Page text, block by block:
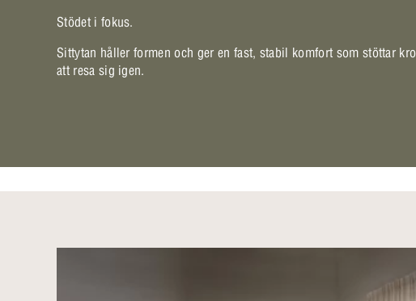
Stödet i fokus.
Sittytan håller formen och ger en fast, stabil komfort som stöttar
att resa sig igen.